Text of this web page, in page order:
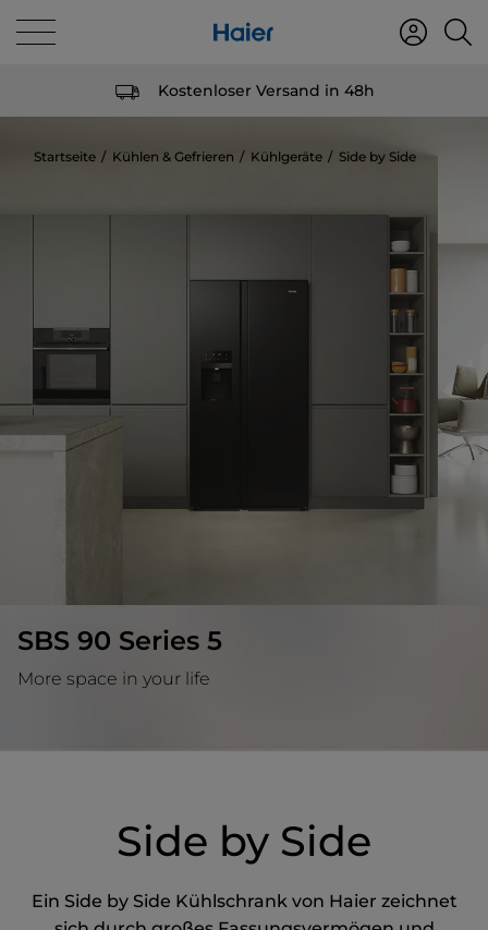
Kostenloser Versand in 48h
Startseite Kühlen & Gefrieren Kühlgeräte Side by Side
SBS 90 Series 5
More space in your life
Side by Side
Ein Side bySide Kühlschrank von Haier zeichnet